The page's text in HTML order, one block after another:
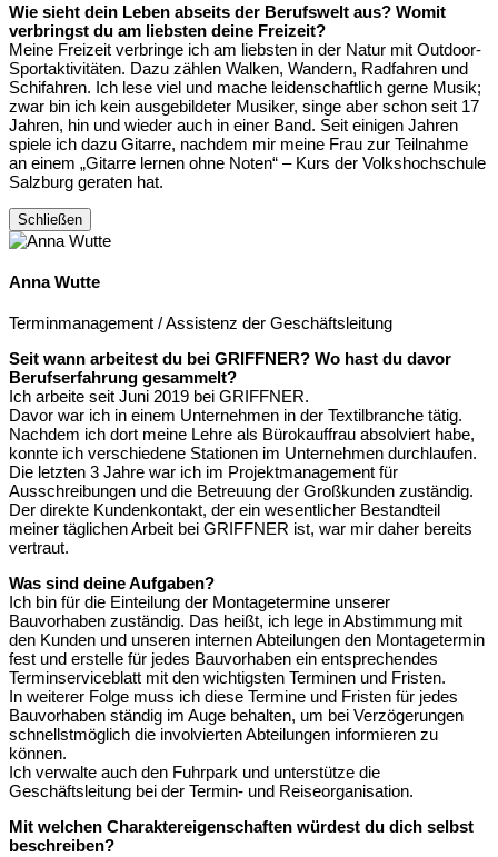
Wie sieht dein Leben abseits der Berufswelt aus? Womit
verbringst du am liebsten deine Freizeit?
Meine Freizeit verbringe ich am liebsten in der Natur mit Outdoor-
Sportaktivitäten. Dazu zählen Walken, Wandern, Radfahren und
Schifahren. Ich lese viel und mache leidenschaftlich gerne Musik;
zwar bin ich kein ausgebildeter Musiker, singe aber schon seit 17
Jahren, hin und wieder auch in einer Band. Seit einigen Jahren
spiele ich dazu Gitarre, nachdem mir meine Frau zur Teilnahme
an einem „Gitarre lernen ohne Noten“ – Kurs der Volkshochschule
Salzburg geraten hat.
Schließen
Anna Wutte
Terminmanagement / Assistenz der Geschäftsleitung
Seit wann arbeitest du bei GRIFFNER? Wo hast du davor
Berufserfahrung gesammelt?
Ich arbeite seit Juni 2019 bei GRIFFNER.
Davor war ich in einem Unternehmen in der Textilbranche tätig.
Nachdem ich dort meine Lehre als Bürokauffrau absolviert habe,
konnte ich verschiedene Stationen im Unternehmen durchlaufen.
Die letzten 3 Jahre war ich im Projektmanagement für
Ausschreibungen und die Betreuung der Großkunden zuständig.
Der direkte Kundenkontakt, der ein wesentlicher Bestandteil
meiner täglichen Arbeit bei GRIFFNER ist, war mir daher bereits
vertraut.
Was sind deine Aufgaben?
Ich bin für die Einteilung der Montagetermine unserer
Bauvorhaben zuständig. Das heißt, ich lege in Abstimmung mit
den Kunden und unseren internen Abteilungen den Montagetermin
fest und erstelle für jedes Bauvorhaben ein entsprechendes
Terminserviceblatt mit den wichtigsten Terminen und Fristen.
In weiterer Folge muss ich diese Termine und Fristen für jedes
Bauvorhaben ständig im Auge behalten, um bei Verzögerungen
schnellstmöglich die involvierten Abteilungen informieren zu
können.
Ich verwalte auch den Fuhrpark und unterstütze die
Geschäftsleitung bei der Termin- und Reiseorganisation.
Mit welchen Charaktereigenschaften würdest du dich selbst
beschreiben?